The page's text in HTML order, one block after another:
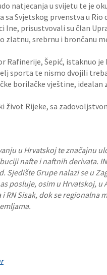
natjecanja u svijetu te je
Svjetskog prvenstva u Rio
Ine, prisustvovali su član
zlatnu, srebrnu i brončanu
Šepić, istaknuo je
sporta te nismo dvojili
borilačke vještine,
Rijeke, sa
u Hrvatskoj te značajnu
nafte i naftnih derivata.
Grupe nalazi se u
posluje, osim u Hrvatskoj, u
RN Sisak, dok se regionalna